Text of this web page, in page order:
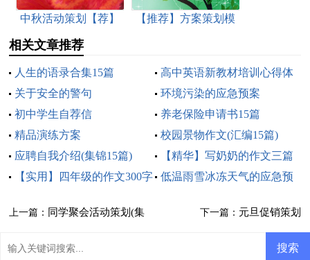
中秋活动策划【荐】
【推荐】方案策划模
相关文章推荐
人生的语录合集15篇
高中英语新教材培训心得体
会
关于安全的警句
环境污染的应急预案
初中学生自荐信
养老保险申请书15篇
精品演练方案
校园景物作文(汇编15篇)
应聘自我介绍(集锦15篇)
【精华】写奶奶的作文三篇
【实用】四年级的作文300字
低温雨雪冰冻天气的应急预
上一篇： 同学聚会活动策划(集 下一篇： 元旦促销策划